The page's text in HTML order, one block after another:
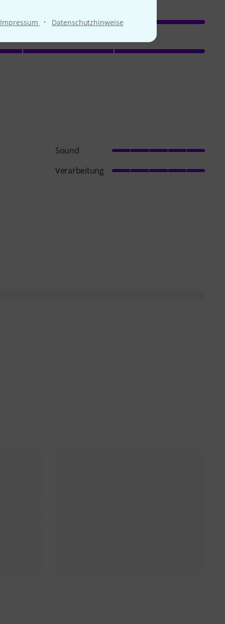
Impressum · Datenschutzhinweise
Sound
Verarbeitung